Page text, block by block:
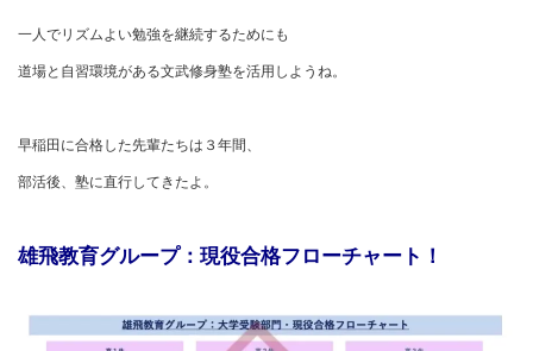
一人でリズムよい勉強を継続するためにも
道場と自習環境がある文武修身塾を活用しようね。
早稲田に合格した先輩たちは３年間、
部活後、塾に直行してきたよ。
雄飛教育グループ：現役合格フローチャート！